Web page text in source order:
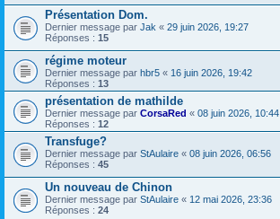
Présentation Dom.
Dernier message par Jak « 29 juin 2026, 19:27
Réponses : 15
régime moteur
Dernier message par hbr5 « 16 juin 2026, 19:42
Réponses : 13
présentation de mathilde
Dernier message par CorsaRed « 08 juin 2026, 10:44
Réponses : 12
Transfuge?
Dernier message par StAulaire « 08 juin 2026, 06:56
Réponses : 45
Un nouveau de Chinon
Dernier message par StAulaire « 12 mai 2026, 23:36
Réponses : 24